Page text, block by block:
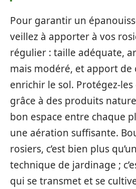
Pour garantir un
veillez à apporter à vos
régulier : taille adéquate,
mais modéré, et apport
enrichir le sol. Protégez-
grâce à des produits
bon espace entre chaque
une aération suffisante.
rosiers, c’est bien plus
technique de jardinage ;
qui se transmet et se